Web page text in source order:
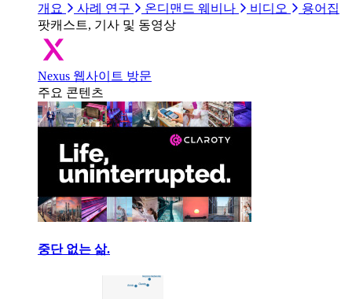
개요
사례 연구 온디맨드 웨비나 비디오
용어집
팟캐스트, 기사 및 동영상
Nexus 웹사이트 방문
주요 콘텐츠
중단 없는 삶.